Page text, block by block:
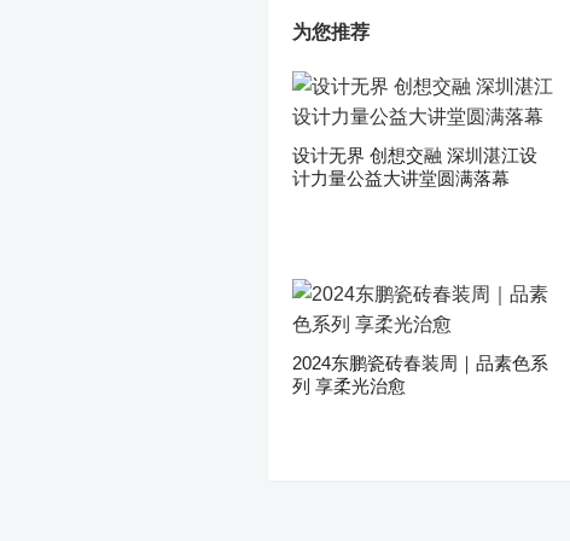
为您推荐
设计无界 创想交融 深圳湛江设
计力量公益大讲堂圆满落幕
2024东鹏瓷砖春装周｜品素色系
列 享柔光治愈